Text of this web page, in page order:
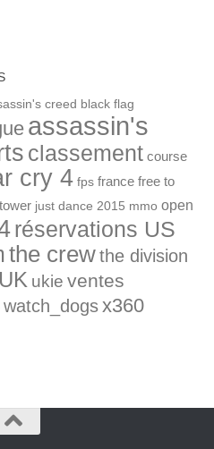
creed black flag
assassin's
classement course
cry 4 fps france free to
just dance 2015 mmo open
réservations US
the crewthe division
UK ukie ventes
watch_dogsx360